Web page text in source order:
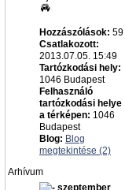
Hozzászólások: 59
Csatlakozott:
2013.07.05. 15:49
Tartózkodási hely:
1046 Budapest
Felhasználó
tartózkodási helye
a térképen: 1046
Budapest
Blog: Blog
megtekintése (2)
Arhívum
szeptember